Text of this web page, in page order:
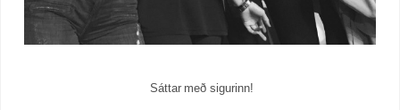
Sáttar með sigurinn!